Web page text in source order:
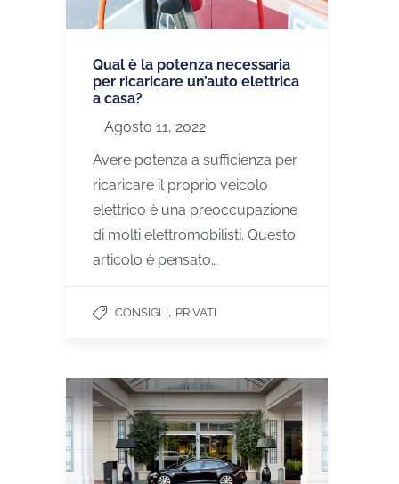
Qual è la potenza necessaria
per ricaricare un’auto elettrica
a casa?
Agosto 11, 2022
Avere potenza a sufficienza per
ricaricare il proprio veicolo
elettrico è una preoccupazione
di molti elettromobilisti. Questo
articolo è pensato…
CONSIGLI, PRIVATI